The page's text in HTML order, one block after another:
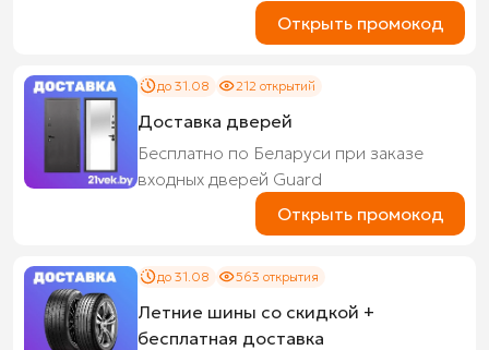
Открыть промокод
до 31.08 212 открытий
Доставка дверей
Бесплатно по Беларуси при заказе
входных дверей Guard
Открыть промокод
до 31.08 563 открытия
Летние шины со скидкой +
бесплатная доставка